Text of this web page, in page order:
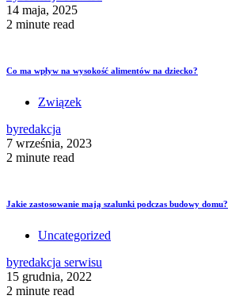
14 maja, 2025
2 minute read
Co ma wpływ na wysokość alimentów na dziecko?
Związek
byredakcja
7 września, 2023
2 minute read
Jakie zastosowanie mają szalunki podczas budowy domu?
Uncategorized
byredakcja serwisu
15 grudnia, 2022
2 minute read